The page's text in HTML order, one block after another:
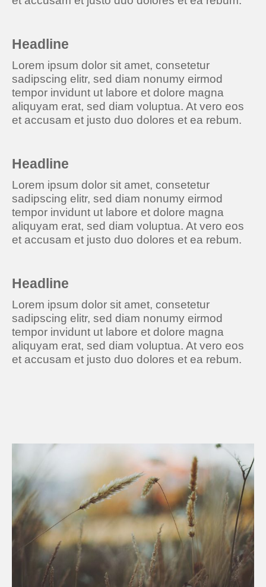
Headline
Lorem ipsum dolor sit amet, consetetur
sadipscing elitr, sed diam nonumy eirmod
tempor invidunt ut labore et dolore magna
aliquyam erat, sed diam voluptua. At vero eos
et accusam et justo duo dolores et ea rebum.
Headline
Lorem ipsum dolor sit amet, consetetur
sadipscing elitr, sed diam nonumy eirmod
tempor invidunt ut labore et dolore magna
aliquyam erat, sed diam voluptua. At vero eos
et accusam et justo duo dolores et ea rebum.
Headline
Lorem ipsum dolor sit amet, consetetur
sadipscing elitr, sed diam nonumy eirmod
tempor invidunt ut labore et dolore magna
aliquyam erat, sed diam voluptua. At vero eos
et accusam et justo duo dolores et ea rebum.